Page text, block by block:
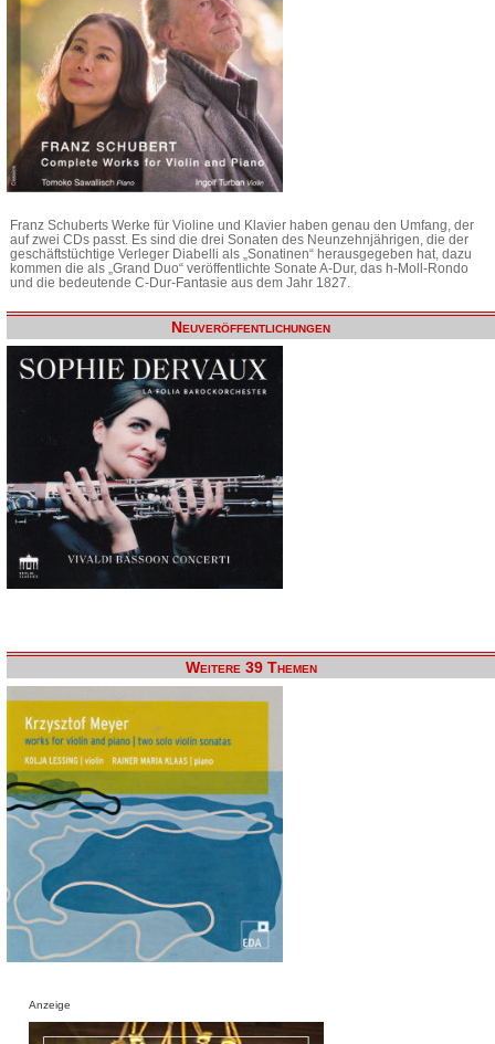
Franz Schuberts Werke für Violine und Klavier haben genau den Umfang, der
auf zwei CDs passt. Es sind die drei Sonaten des Neunzehnjährigen, die der
geschäftstüchtige Verleger Diabelli als „Sonatinen“ herausgegeben hat, dazu
kommen die als „Grand Duo“ veröffentlichte Sonate A-Dur, das h-Moll-Rondo
und die bedeutende C-Dur-Fantasie aus dem Jahr 1827.
Neuveröffentlichungen
Weitere 39 Themen
Anzeige